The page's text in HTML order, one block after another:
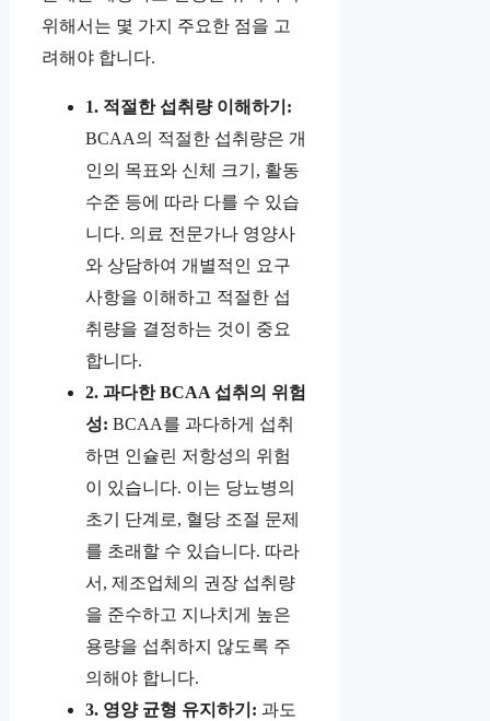
위해서는 몇 가지 주요한 점을 고
려해야 합니다.
1. 적절한 섭취량 이해하기:
BCAA의 적절한 섭취량은 개
인의 목표와 신체 크기, 활동
수준 등에 따라 다를 수 있습
니다. 의료 전문가나 영양사
와 상담하여 개별적인 요구
사항을 이해하고 적절한 섭
취량을 결정하는 것이 중요
합니다.
2. 과다한 BCAA 섭취의 위험
성: BCAA를 과다하게 섭취
하면 인슐린 저항성의 위험
이 있습니다. 이는 당뇨병의
초기 단계로, 혈당 조절 문제
를 초래할 수 있습니다. 따라
서, 제조업체의 권장 섭취량
을 준수하고 지나치게 높은
용량을 섭취하지 않도록 주
의해야 합니다.
3. 영양 균형 유지하기: 과도